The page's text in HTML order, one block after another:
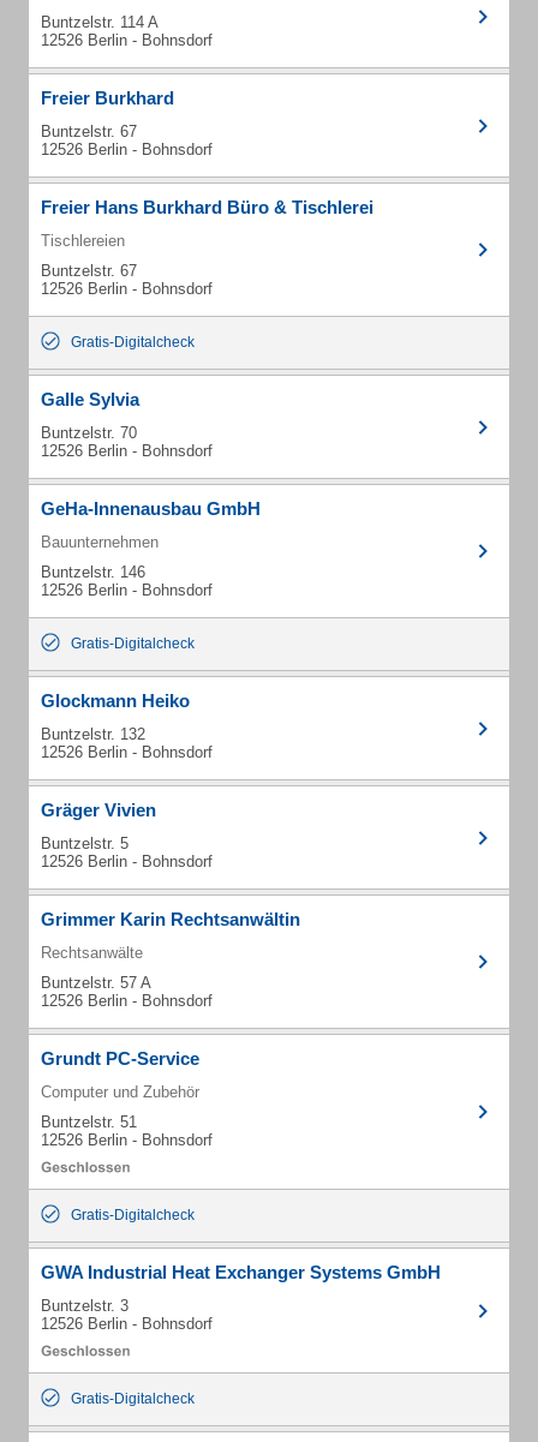
Buntzelstr. 114 A
12526 Berlin - Bohnsdorf
Freier Burkhard
Buntzelstr. 67
12526 Berlin - Bohnsdorf
Freier Hans Burkhard Büro & Tischlerei
Tischlereien
Buntzelstr. 67
12526 Berlin - Bohnsdorf
Gratis-Digitalcheck
Galle Sylvia
Buntzelstr. 70
12526 Berlin - Bohnsdorf
GeHa-Innenausbau GmbH
Bauunternehmen
Buntzelstr. 146
12526 Berlin - Bohnsdorf
Gratis-Digitalcheck
Glockmann Heiko
Buntzelstr. 132
12526 Berlin - Bohnsdorf
Gräger Vivien
Buntzelstr. 5
12526 Berlin - Bohnsdorf
Grimmer Karin Rechtsanwältin
Rechtsanwälte
Buntzelstr. 57 A
12526 Berlin - Bohnsdorf
Grundt PC-Service
Computer und Zubehör
Buntzelstr. 51
12526 Berlin - Bohnsdorf
Gratis-Digitalcheck
GWA Industrial Heat Exchanger Systems GmbH
Buntzelstr. 3
12526 Berlin - Bohnsdorf
Gratis-Digitalcheck